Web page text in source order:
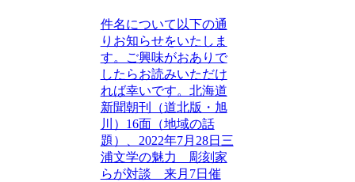
件名について以下の通
りお知らせをいたしま
す。ご興味がおありで
したらお読みいただけ
れば幸いです。北海道
新聞朝刊（道北版・旭
川）16面（地域の話
題）、2022年7月28日三
浦文学の魅力 彫刻家
らが対談 来月7日催